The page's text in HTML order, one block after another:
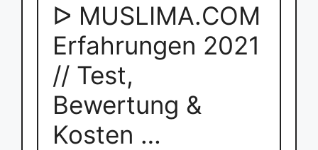
ᐅ MUSLIMA.COM
Erfahrungen 2021
// Test,
Bewertung &
Kosten …